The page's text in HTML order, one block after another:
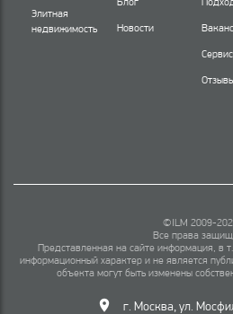
Элитная
недвижимость
Новости
©ILM 2009-
Все права
Представленная на сайте информация, в
информационный характер и не является
объекта могут быть изменены
г. Москва ул.